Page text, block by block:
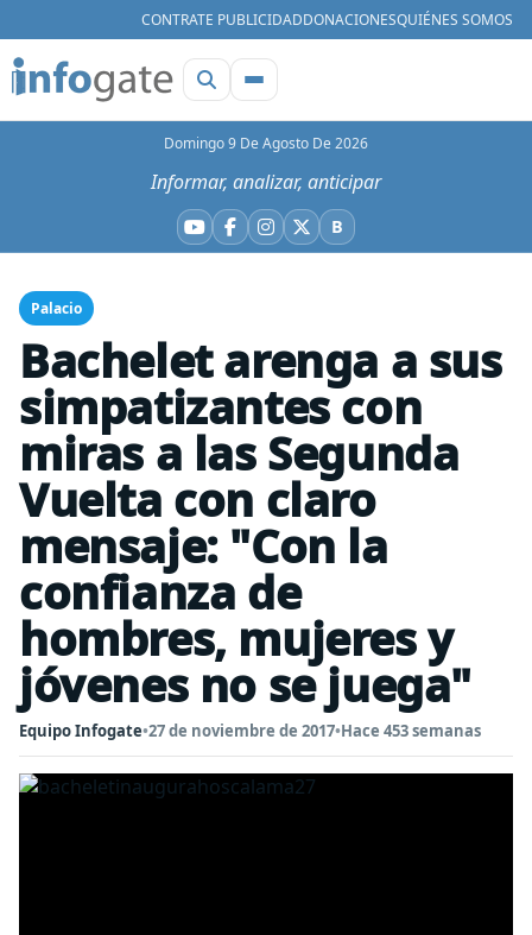
CONTRATE PUBLICIDADDONACIONESQUIÉNES SOMOS
Domingo 9 De Agosto De 2026
Informar, analizar, anticipar
YouTube
Facebook
Instagram
X BBluesky
Palacio
Bachelet arenga a sus
simpatizantes con
miras a las Segunda
Vuelta con claro
mensaje: "Con la
confianza de
hombres, mujeres y
jóvenes no se juega"
Equipo Infogate•27 de noviembre de 2017•Hace 453 semanas